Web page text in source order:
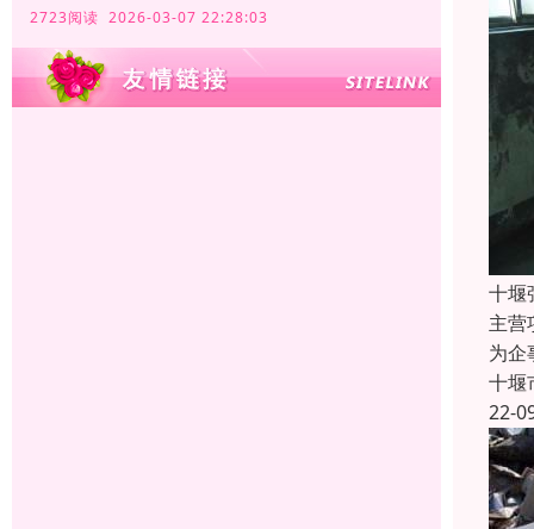
2723阅读 2026-03-07 22:28:03
十堰
主营
为企
十堰
22-